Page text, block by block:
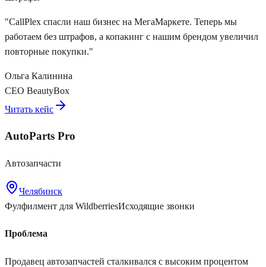
"CallPlex спасли наш бизнес на МегаМаркете. Теперь мы
работаем без штрафов, а копакинг с нашим брендом увеличил
повторные покупки."
Ольга Калинина
CEO BeautyBox
Читать кейс
AutoParts Pro
Автозапчасти
Челябинск
Фулфилмент для WildberriesИсходящие звонки
Проблема
Продавец автозапчастей сталкивался с высоким процентом